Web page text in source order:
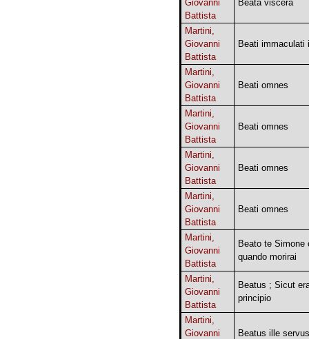
Giovanni
Battista
Beata viscera
Martini,
Giovanni
Battista
Beati immaculati
Martini,
Giovanni
Battista
Beati omnes
Martini,
Giovanni
Battista
Beati omnes
Martini,
Giovanni
Battista
Beati omnes
Martini,
Giovanni
Battista
Beati omnes
Martini,
Giovanni
Battista
Beato te Simone
quando morirai
Martini,
Giovanni
Battista
Beatus ; Sicut
principio
Martini,
Giovanni
Beatus ille servus